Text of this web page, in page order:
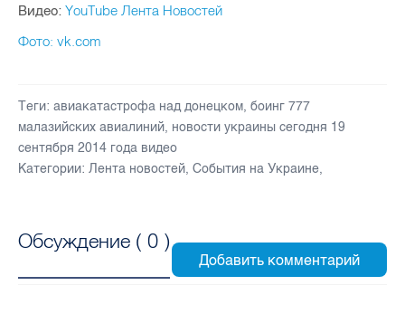
Видео: YouTube Лента Новостей
Фото: vk.com
Теги: авиакатастрофа над донецком, боинг 777
малазийских авиалиний, новости украины сегодня 19
сентября 2014 года видео
Категории: Лента новостей, События на Украине,
Обсуждение ( 0 )